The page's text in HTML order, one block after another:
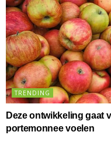
TRENDING
Deze ontwikkeling gaat
portemonnee voelen